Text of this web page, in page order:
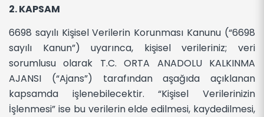
2. KAPSAM
6698 sayılı Kişisel Verilerin Korunması Kanunu (“6698
sayılı Kanun”) uyarınca, kişisel verileriniz; veri
sorumlusu olarak T.C. ORTA ANADOLU KALKINMA
AJANSI (“Ajans”) tarafından aşağıda açıklanan
kapsamda işlenebilecektir. “Kişisel Verilerinizin
İşlenmesi” ise bu verilerin elde edilmesi, kaydedilmesi,